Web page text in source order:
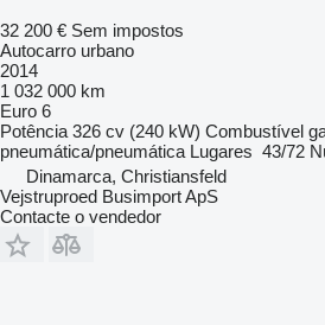
32 200 € Sem impostos
Autocarro urbano
2014
1 032 000 km
Euro 6
Potência 326 cv (240 kW) Combustível
pneumática/pneumática Lugares 43/72
Dinamarca, Christiansfeld
Vejstruproed Busimport ApS
Contacte o vendedor